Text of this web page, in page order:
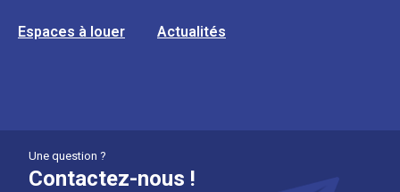
Espaces à louer Actualités
Une question ?
Contactez-nous !